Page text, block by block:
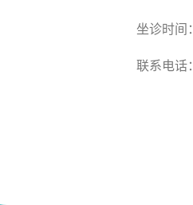
坐诊时间
联系电话